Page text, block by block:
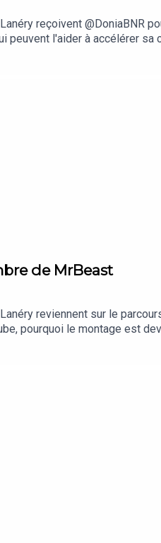
reçoivent @DoniaBNR
l'aider à accélérer sa
via ce lien : https://
https://
de MrBeast
reviennent sur le
pourquoi le montage est
épisodes en podcast audio :
au format "Le
https://